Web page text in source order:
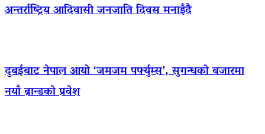
अन्तर्राष्ट्रिय आदिवासी जनजाति दिवस मनाइँदै
दुबईबाट नेपाल आयो ‘जमजम पर्फ्युम्स’, सुगन्धको बजारमा
नयाँ ब्रान्डको प्रवेश